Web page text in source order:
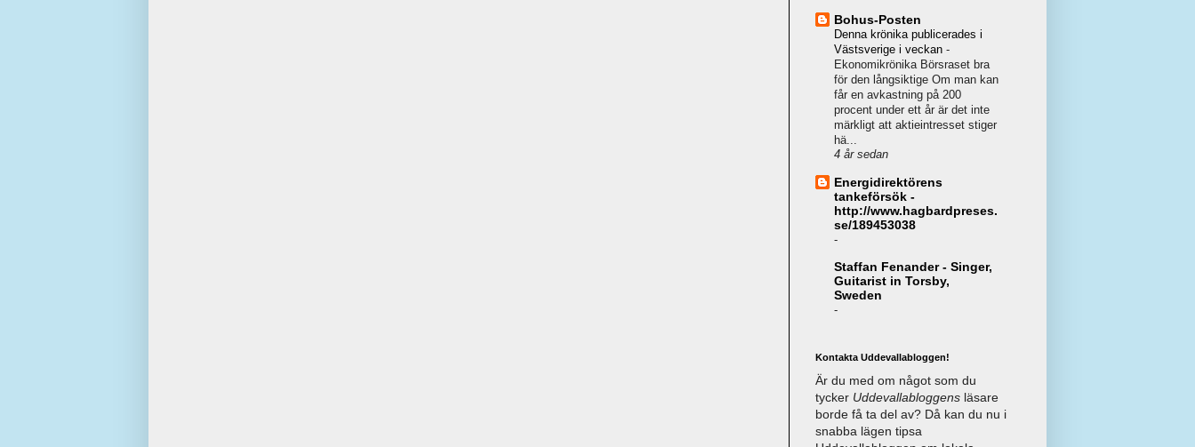
Bohus-Posten
Denna krönika publicerades i
Västsverige i veckan -
Ekonomikrönika Börsraset bra
för den långsiktige Om man kan
får en avkastning på 200
procent under ett år är det inte
märkligt att aktieintresset stiger
hä...
4 år sedan
Energidirektörens
tankeförsök -
http://www.hagbardpreses.
se/189453038
-
Staffan Fenander - Singer,
Guitarist in Torsby,
Sweden
-
Kontakta Uddevallabloggen!
Är du med om något som du
tycker Uddevallabloggens läsare
borde få ta del av? Då kan du nu i
snabba lägen tipsa